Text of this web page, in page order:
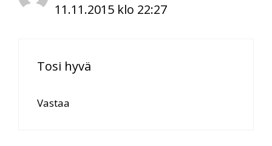
11.11.2015 klo 22:27
Tosi hyvä
Vastaa